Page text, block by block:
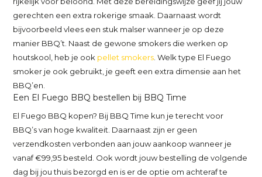
gerechten een extra rokerige smaak. Daarnaast wordt
bijvoorbeeld vlees een stuk malser wanneer je op deze
manier BBQ’t. Naast de gewone smokers die werken op
houtskool, heb je ook pellet smokers . Welk type El Fuego
smoker je ook gebruikt, je geeft een extra dimensie aan het
BBQ’en.
Een El Fuego BBQ bestellen bij BBQ Time
El Fuego BBQ kopen? Bij BBQ Time kun je terecht voor
BBQ’s van hoge kwaliteit. Daarnaast zijn er geen
verzendkosten verbonden aan jouw aankoop wanneer je
vanaf €99,95 besteld. Ook wordt jouw bestelling de volgende
dag bij jou thuis bezorgd en is er de optie om achteraf te